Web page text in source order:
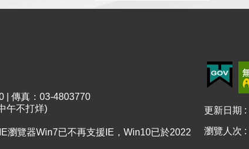
| 傳真：03-4803770
午不打烊)
瀏覽器Win7已不再支援IE，Win10已於2022
更新日期
瀏覽人次